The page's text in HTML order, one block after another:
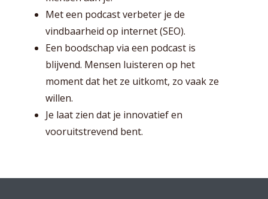
Met een podcast verbeter je de
vindbaarheid op internet (SEO).
Een boodschap via een podcast is
blijvend. Mensen luisteren op het
moment dat het ze uitkomt, zo vaak ze
willen.
Je laat zien dat je innovatief en
vooruitstrevend bent.